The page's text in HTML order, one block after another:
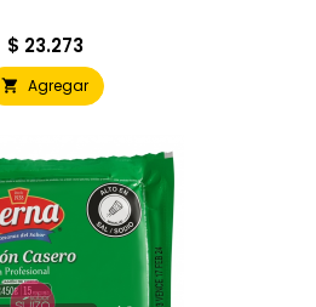
Precio
$ 23.273
 Agregar